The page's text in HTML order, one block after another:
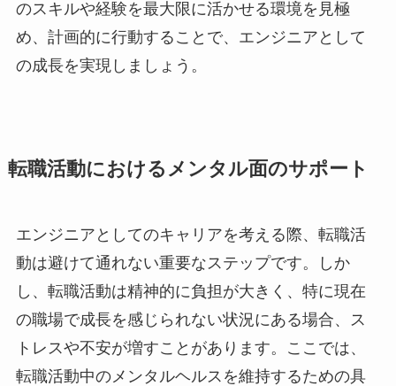
のスキルや経験を最大限に活かせる環境を見極
め、計画的に行動することで、エンジニアとして
の成長を実現しましょう。
転職活動におけるメンタル面のサポート
エンジニアとしてのキャリアを考える際、転職活
動は避けて通れない重要なステップです。しか
し、転職活動は精神的に負担が大きく、特に現在
の職場で成長を感じられない状況にある場合、ス
トレスや不安が増すことがあります。ここでは、
転職活動中のメンタルヘルスを維持するための具